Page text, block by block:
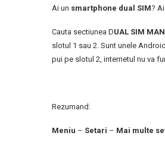
Ai un smartphone dual SIM?
Cauta sectiunea DUAL SIM
slotul 1 sau 2. Sunt unele
pui pe slotul 2, internetul nu va
Rezumand:
Meniu – Setari – Mai multe